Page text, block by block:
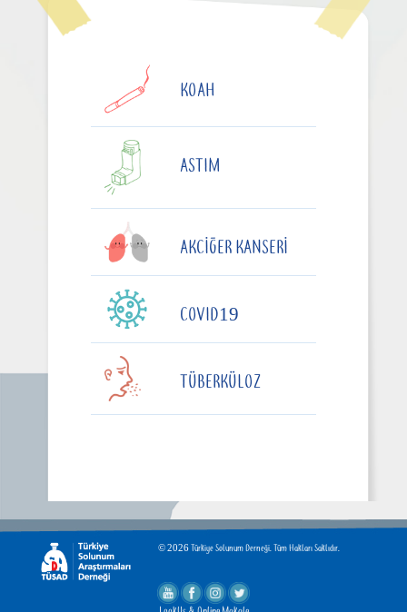
KOAH
ASTIM
AKCIĞER KANSERI
COVID19
TÜBERKÜLOZ
© 2026 Türkiye Solunum Derneği. Tüm Hakları Saklıdır.